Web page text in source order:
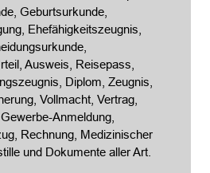
Geburtsurkunde,
Ehefähigkeitszeugnis,
Ausweis, Reisepass,
Diplom, Zeugnis,
Vollmacht, Vertrag,
Anmeldung,
Rechnung, Medizinischer
und Dokumente aller Art.